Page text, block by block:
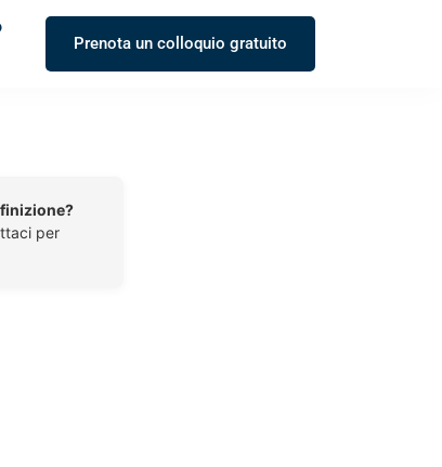
Prenota un colloquio gratuito
per